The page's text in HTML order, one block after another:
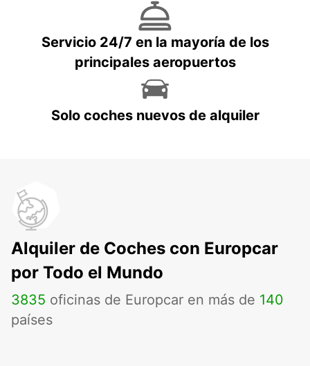
Servicio 24/7 en la mayoría de los
principales aeropuertos
Solo coches nuevos de alquiler
Alquiler de Coches con Europcar
por Todo el Mundo
3835 oficinas de Europcar en más de 140
países